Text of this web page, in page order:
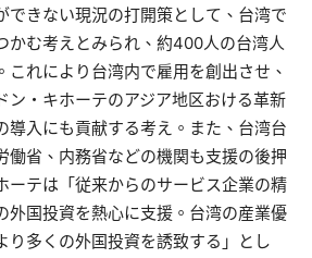
できない現況の打開策として、台湾で
かむ考えとみられ、約400人の台湾人
これにより台湾内で雇用を創出させ、
ン・キホーテのアジア地区おける革新
導入にも貢献する考え。また、台湾台
働省、内務省などの機関も支援の後押
ーテは「従来からのサービス企業の精
外国投資を熱心に支援。台湾の産業優
り多くの外国投資を誘致する」とし